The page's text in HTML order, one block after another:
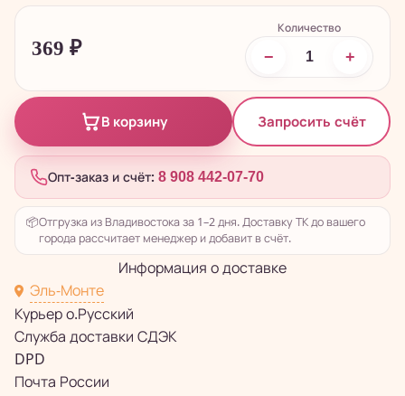
369 ₽
Количество
− +
В корзину Запросить счёт
Опт-заказ и счёт: 8 908 442-07-70
📦Отгрузка из Владивостока за 1–2 дня. Доставку ТК до вашего
города рассчитает менеджер и добавит в счёт.
Информация о доставке
Эль-Монте
Курьер о.Русский
Служба доставки СДЭК
DPD
Почта России